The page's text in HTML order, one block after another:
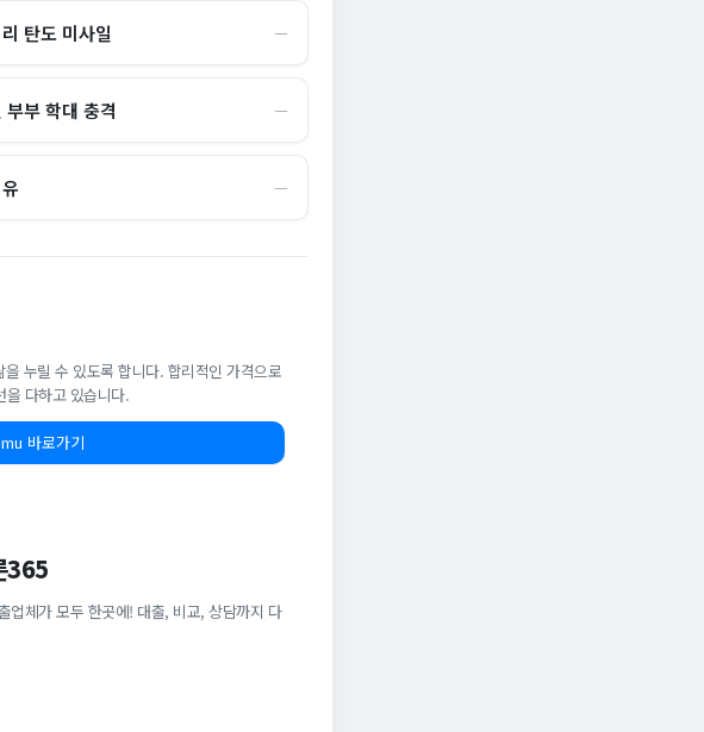
탄도 미사일 ―
부부 학대 충격 ―
―
누릴 수 있도록 합니다. 합리적인 가격으로
을 다하고 있습니다.
바로가기
365
업체가 모두 한곳에! 대출, 비교, 상담까지 다